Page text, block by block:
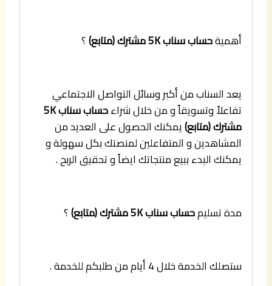
أهميةحساب سناب 5K مشترك (متابع) ؟
يعد السناب من أكبر وسائل التواصل الاجتماعي
تفاعلاً وتسويقاً و من خلال شراء
حساب سناب 5K
مشترك (متابع)يمكنك الحصول على العديد من
المشاهدين و المتفاعلين لمنصتك بكل سهولة و
يمكنك البدء ببيع منتجاتك ايضاً و تحقيق الربح .
مدة تسليمحساب سناب 5K مشترك (متابع) ؟
ستصلك الخدمة خلال 4 أيام من طلبكم للخدمة .